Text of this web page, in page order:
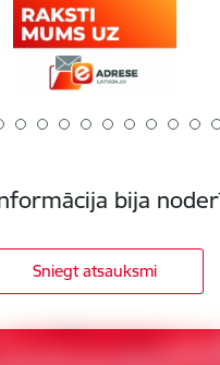
bija
Sniegt atsauksmi